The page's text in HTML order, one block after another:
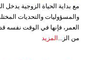
مع بداية الحياة الزوجية يدخل
والمسؤوليات والتحديات
العمر، فإنها في الوقت نفسه
من الز...
المزيد